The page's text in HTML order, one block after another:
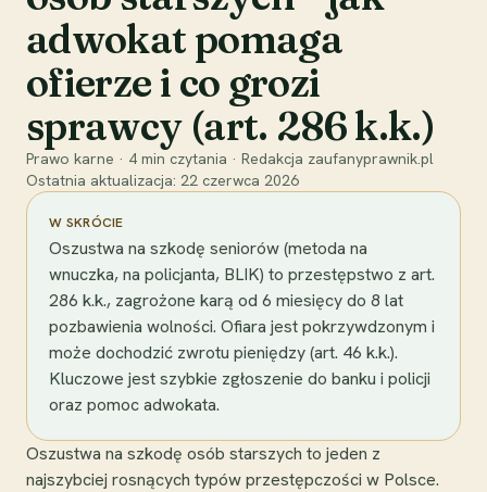
adwokat pomaga
ofierze i co grozi
sprawcy (art. 286 k.k.)
Prawo karne · 4 min czytania · Redakcja zaufanyprawnik.pl
Ostatnia aktualizacja: 22 czerwca 2026
W SKRÓCIE
Oszustwa na szkodę seniorów (metoda na
wnuczka, na policjanta, BLIK) to przestępstwo z art.
286 k.k., zagrożone karą od 6 miesięcy do 8 lat
pozbawienia wolności. Ofiara jest pokrzywdzonym i
może dochodzić zwrotu pieniędzy (art. 46 k.k.).
Kluczowe jest szybkie zgłoszenie do banku i policji
oraz pomoc adwokata.
Oszustwa na szkodę osób starszych to jeden z
najszybciej rosnących typów przestępczości w Polsce.